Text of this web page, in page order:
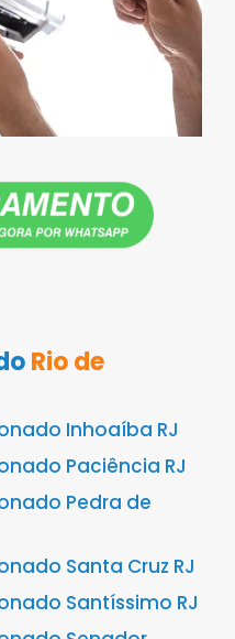
Rio de
Inhoaíba RJ
Paciência RJ
Pedra de
Santa Cruz RJ
Santíssimo RJ